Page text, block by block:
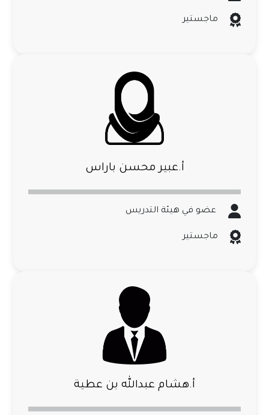
ماجستير
أ.عبير محسن باراس
عضو في هيئة التدريس
ماجستير
أ.هشام عبدالله بن عطية